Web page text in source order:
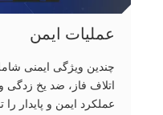
عملیات ایمن
چندین ویژگی ایمنی
اتلاف فاز، ضد یخ زدگی
عملکرد ایمن و پایدار